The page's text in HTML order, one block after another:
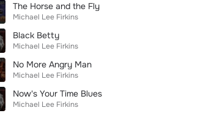
The Horse and the Fly
Michael Lee Firkins
Black Betty
Michael Lee Firkins
No More Angry Man
Michael Lee Firkins
Now's Your Time Blues
Michael Lee Firkins